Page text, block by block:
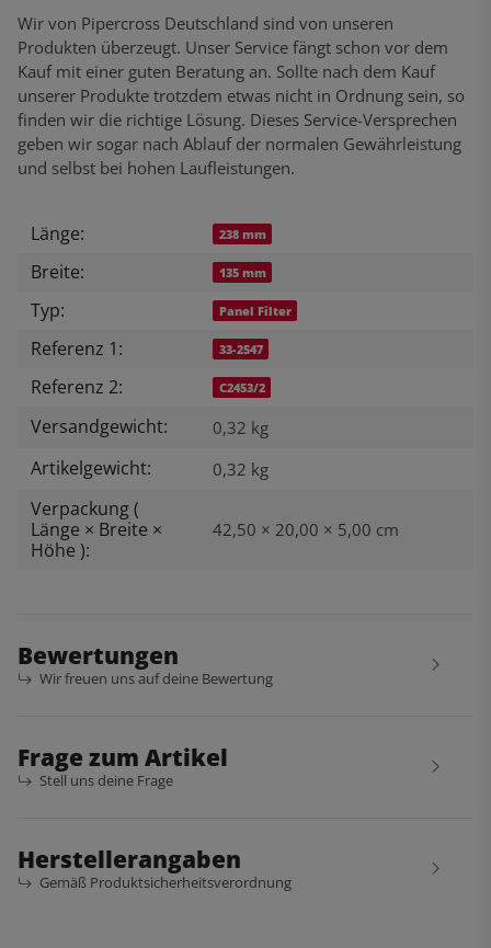
Wir von Pipercross Deutschland sind von unseren
Produkten überzeugt. Unser Service fängt schon vor dem
Kauf mit einer guten Beratung an. Sollte nach dem Kauf
unserer Produkte trotzdem etwas nicht in Ordnung sein, so
finden wir die richtige Lösung. Dieses Service-Versprechen
geben wir sogar nach Ablauf der normalen Gewährleistung
und selbst bei hohen Laufleistungen.
Produkteigenschaft
Wert
Länge: 238 mm
Breite: 135 mm
Typ: Panel Filter
Referenz 1: 33-2547
Referenz 2: C2453/2
Versandgewicht: 0,32 kg
Artikelgewicht: 0,32 kg
Verpackung (
Länge × Breite ×
Höhe ):
42,50 × 20,00 × 5,00 cm
Bewertungen
Wir freuen uns auf deine Bewertung
Frage zum Artikel
Stell uns deine Frage
Herstellerangaben
Gemäß Produktsicherheitsverordnung